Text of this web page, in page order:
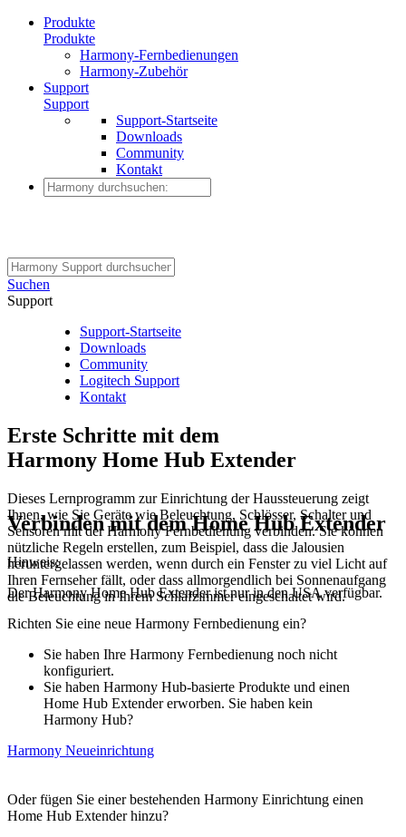
Produkte
Produkte
Harmony-Fernbedienungen
Harmony-Zubehör
Support
Support
Support-Startseite
Downloads
Community
Kontakt
Suchen
Support
Support-Startseite
Downloads
Community
Logitech Support
Kontakt
Erste Schritte mit dem
Harmony Home Hub Extender
Dieses Lernprogramm zur Einrichtung der Haussteuerung zeigt
Ihnen, wie Sie Geräte wie Beleuchtung, Schlösser, Schalter und
Sensoren mit der Harmony Fernbedienung verbinden. Sie können
nützliche Regeln erstellen, zum Beispiel, dass die Jalousien
heruntergelassen werden, wenn durch ein Fenster zu viel Licht auf
Ihren Fernseher fällt, oder dass allmorgendlich bei Sonnenaufgang
die Beleuchtung in Ihrem Schlafzimmer eingeschaltet wird.
Verbinden mit dem Home Hub Extender
Hinweis:
Der Harmony Home Hub Extender ist nur in den USA verfügbar.
Richten Sie eine neue Harmony Fernbedienung ein?
Sie haben Ihre Harmony Fernbedienung noch nicht
konfiguriert.
Sie haben Harmony Hub-basierte Produkte und einen
Home Hub Extender erworben. Sie haben kein
Harmony Hub?
Harmony Neueinrichtung
Oder fügen Sie einer bestehenden Harmony Einrichtung einen
Home Hub Extender hinzu?